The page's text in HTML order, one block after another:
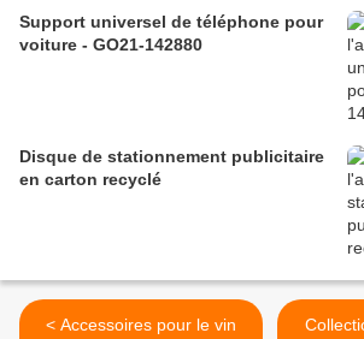
Support universel de téléphone pour
voiture - GO21-142880
Disque de stationnement publicitaire
en carton recyclé
< Accessoires pour le vin